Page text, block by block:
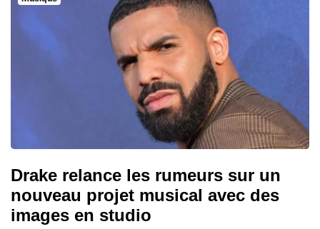
Drake relance les rumeurs sur un
nouveau projet musical avec des
images en studio